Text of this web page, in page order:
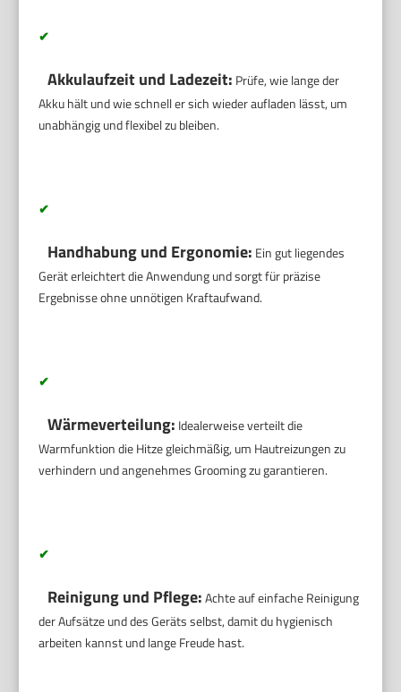
✔
Akkulaufzeit und Ladezeit: Prüfe, wie lange der
Akku hält und wie schnell er sich wieder aufladen lässt, um
unabhängig und flexibel zu bleiben.
✔
Handhabung und Ergonomie: Ein gut liegendes
Gerät erleichtert die Anwendung und sorgt für präzise
Ergebnisse ohne unnötigen Kraftaufwand.
✔
Wärmeverteilung: Idealerweise verteilt die
Warmfunktion die Hitze gleichmäßig, um Hautreizungen zu
verhindern und angenehmes Grooming zu garantieren.
✔
Reinigung und Pflege:Achte auf einfache Reinigung
der Aufsätze und des Geräts selbst, damit du hygienisch
arbeiten kannst und lange Freude hast.